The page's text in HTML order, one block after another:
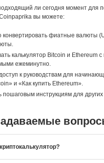
ли сегодня момент для
вы можете:
конвертировать фиатные валюты
калькулятор Bitcoin и Ethereum с
ежеминутно.
к руководствам для
и «Как купить Ethereum».
пошаговым инструкциям для